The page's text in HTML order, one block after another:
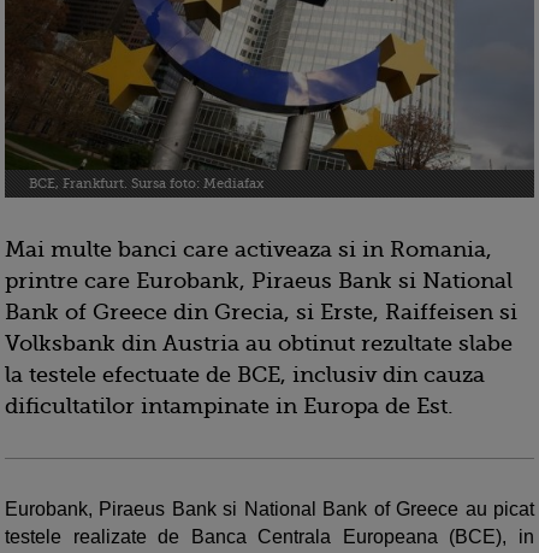
BCE, Frankfurt. Sursa foto: Mediafax
Mai multe banci care activeaza si in Romania,
printre care Eurobank, Piraeus Bank si National
Bank of Greece din Grecia, si Erste, Raiffeisen si
Volksbank din Austria au obtinut rezultate slabe
la testele efectuate de BCE, inclusiv din cauza
dificultatilor intampinate in Europa de Est.
Eurobank, Piraeus Bank si National Bank of Greece au picat
testele realizate de Banca Centrala Europeana (BCE), in